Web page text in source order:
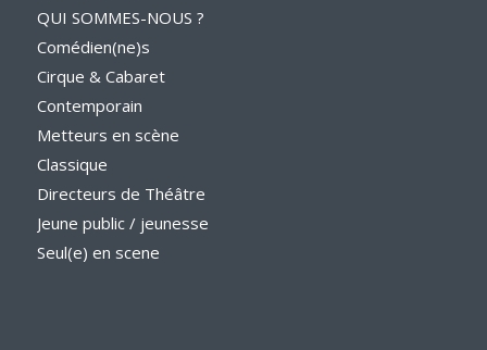
QUI SOMMES-NOUS ?
Comédien(ne)s
Cirque & Cabaret
Contemporain
Metteurs en scène
Classique
Directeurs de Théâtre
Jeune public / jeunesse
Seul(e) en scene